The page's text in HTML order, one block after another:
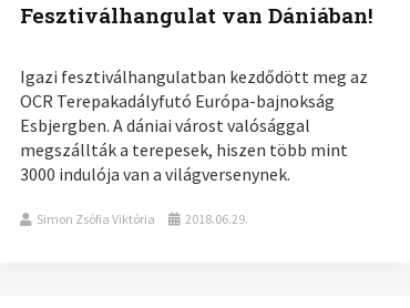
Fesztiválhangulat van Dániában!
Igazi fesztiválhangulatban kezdődött meg az
OCR Terepakadályfutó Európa-bajnokság
Esbjergben. A dániai várost valósággal
megszállták a terepesek, hiszen több mint
3000 indulója van a világversenynek.
Simon Zsófia Viktória 2018.06.29.